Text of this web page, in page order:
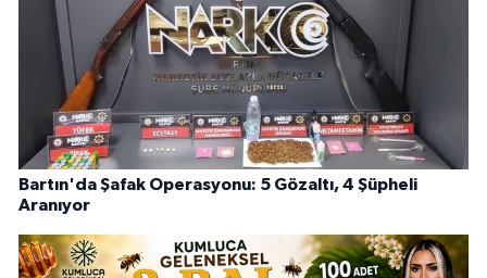
Bartın'da Şafak Operasyonu: 5 Gözaltı, 4 Şüpheli
Aranıyor